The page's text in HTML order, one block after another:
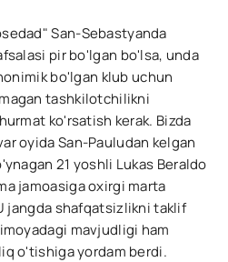
San-Sebastyanda
pir bo'lgan bo'lsa, unda
bo'lgan klub uchun
tashkilotchilikni
ko'rsatish kerak. Bizda
oyida San-Pauludan kelgan
21 yoshli Lukas Beraldo
jamoasiga oxirgi marta
jangda shafqatsizlikni taklif
mavjudligi ham
o'tishiga yordam berdi.